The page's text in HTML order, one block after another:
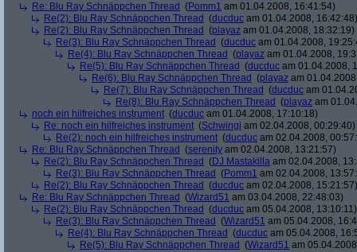
Re: Blu Ray Schnäppchen Thread (Pomm1 am 01.04.2008, 16:41:54)
Re(2): Blu Ray Schnäppchen Thread (ducduc am 01.04.2008, 16:42:48)
Re(2): Blu Ray Schnäppchen Thread (playaz am 01.04.2008, 18:32:19)
Re(3): Blu Ray Schnäppchen Thread (ducduc am 01.04.2008,
Re(4): Blu Ray Schnäppchen Thread (playaz am 01.04.2008,
Re(5): Blu Ray Schnäppchen Thread (ducduc am 01.04.2008,
Re(6): Blu Ray Schnäppchen Thread (playaz am
Re(7): Blu Ray Schnäppchen Thread (ducduc am
Re(8): Blu Ray Schnäppchen Thread (playaz am
noch ein hilfreiches instrument (ducduc am 01.04.2008, 17:10:18)
Re: noch ein hilfreiches instrument (Schwingi am 02.04.2008, 00:29:40)
Re(2): noch ein hilfreiches instrument (ducduc am 02.04.2008,
Re: Blu Ray Schnäppchen Thread (serenity am 02.04.2008, 13:21:57)
Re(2): Blu Ray Schnäppchen Thread (DJ Mastakilla am 02.04.2008,
Re(3): Blu Ray Schnäppchen Thread (Pomm1 am 02.04.2008,
Re(2): Blu Ray Schnäppchen Thread (ducduc am 02.04.2008, 15:21:57)
Re: Blu Ray Schnäppchen Thread (Wizard51 am 03.04.2008, 22:48:03)
Re(2): Blu Ray Schnäppchen Thread (ducduc am 05.04.2008, 13:10:11)
Re(3): Blu Ray Schnäppchen Thread (Wizard51 am 05.04.2008,
Re(4): Blu Ray Schnäppchen Thread (ducduc am 05.04.2008,
Re(5): Blu Ray Schnäppchen Thread (Wizard51 am